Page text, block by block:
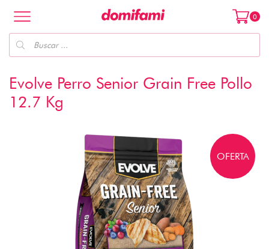
0
Evolve Perro Senior Grain Free Pollo
12.7 Kg
OFERTA